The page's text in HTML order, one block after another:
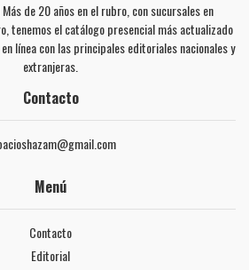
de 20 años en el rubro, con sucursales en
tenemos el catálogo presencial más actualizado
línea con las principales editoriales nacionales y
extranjeras.
Contacto
Menú
Contacto
Editorial